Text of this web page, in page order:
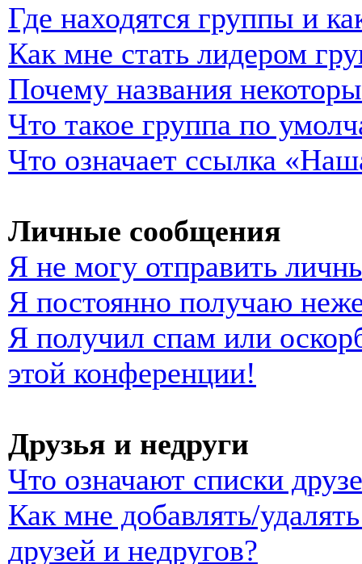
Где находятся группы и
Как мне стать лидером
Почему названия
Что такое группа по
Что означает ссылка
Личные сообщения
Я не могу отправить
Я постоянно получаю
Я получил спам или
этой конференции!
Друзья и недруги
Что означают списки
Как мне добавлять/
друзей и недругов?